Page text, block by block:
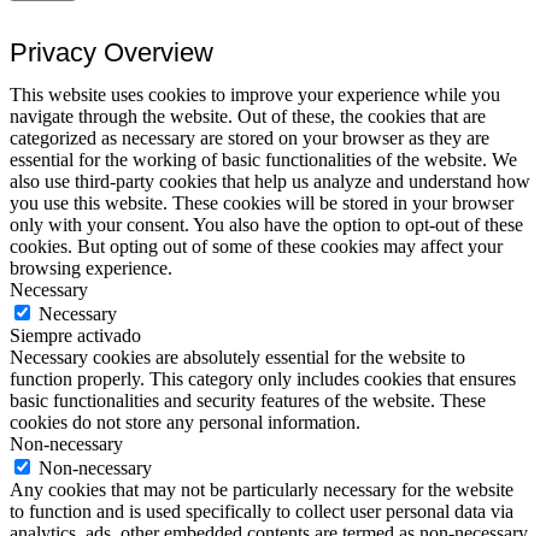
Privacy Overview
This website uses cookies to improve your experience while you
navigate through the website. Out of these, the cookies that are
categorized as necessary are stored on your browser as they are
essential for the working of basic functionalities of the website. We
also use third-party cookies that help us analyze and understand how
you use this website. These cookies will be stored in your browser
only with your consent. You also have the option to opt-out of these
cookies. But opting out of some of these cookies may affect your
browsing experience.
Necessary
Necessary
Siempre activado
Necessary cookies are absolutely essential for the website to
function properly. This category only includes cookies that ensures
basic functionalities and security features of the website. These
cookies do not store any personal information.
Non-necessary
Non-necessary
Any cookies that may not be particularly necessary for the website
to function and is used specifically to collect user personal data via